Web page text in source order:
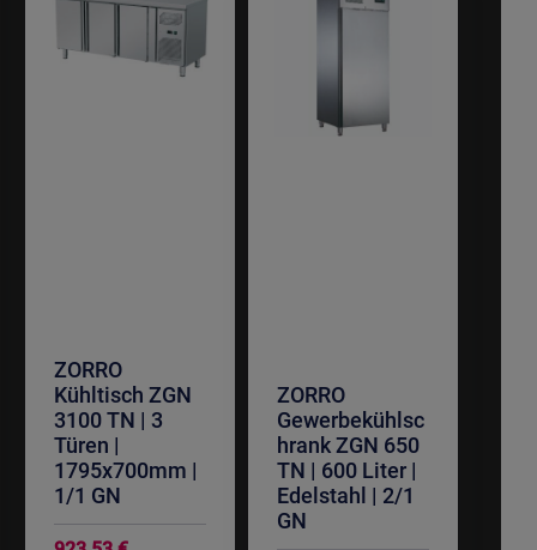
ZORRO
Kühltisch ZGN
3100 TN | 3
Türen |
1795x700mm |
1/1 GN
ZORRO
Gewerbekühlsc
hrank ZGN 650
TN | 600 Liter |
Edelstahl | 2/1
GN